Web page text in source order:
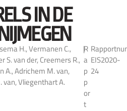
IN DE
H., Vermanen C.,
S. van der, Creemers R.,
A., Adrichem M. van,
van, Vliegenthart A.
|R
a
p
p
or
t
EIS2020-
24